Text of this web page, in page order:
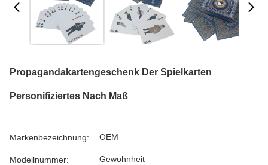
Propagandakartengeschenk Der Spielkarten
Personifiziertes Nach Maß
Markenbezeichnung: OEM
Modellnummer: Gewohnheit